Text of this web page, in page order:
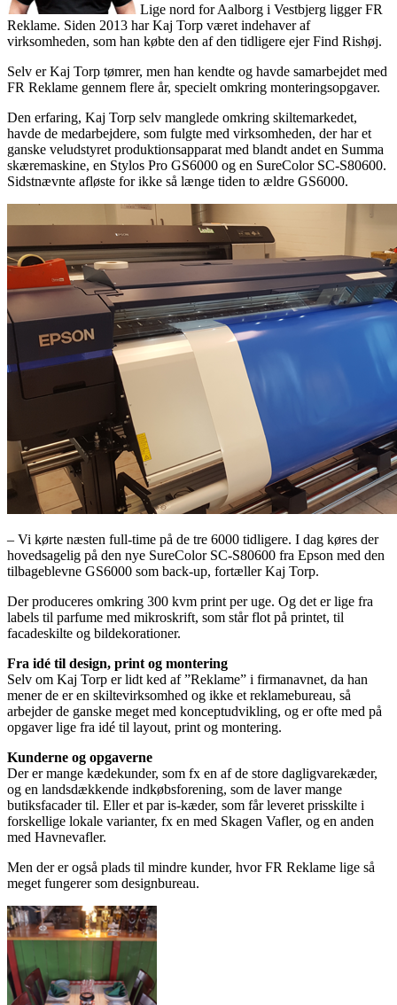
Lige nord for Aalborg i Vestbjerg ligger FR
Reklame. Siden 2013 har Kaj Torp været indehaver af
virksomheden, som han købte den af den tidligere ejer Find Rishøj.
Selv er Kaj Torp tømrer, men han kendte og havde samarbejdet med
FR Reklame gennem flere år, specielt omkring monteringsopgaver.
Den erfaring, Kaj Torp selv manglede omkring skiltemarkedet,
havde de medarbejdere, som fulgte med virksomheden, der har et
ganske veludstyret produktionsapparat med blandt andet en Summa
skæremaskine, en Stylos Pro GS6000 og en SureColor SC-S80600.
Sidstnævnte afløste for ikke så længe tiden to ældre GS6000.
– Vi kørte næsten full-time på de tre 6000 tidligere. I dag køres der
hovedsagelig på den nye SureColor SC-S80600 fra Epson med den
tilbageblevne GS6000 som back-up, fortæller Kaj Torp.
Der produceres omkring 300 kvm print per uge. Og det er lige fra
labels til parfume med mikroskrift, som står flot på printet, til
facadeskilte og bildekorationer.
Fra idé til design, print og montering
Selv om Kaj Torp er lidt ked af ”Reklame” i firmanavnet, da han
mener de er en skiltevirksomhed og ikke et reklamebureau, så
arbejder de ganske meget med konceptudvikling, og er ofte med på
opgaver lige fra idé til layout, print og montering.
Kunderne og opgaverne
Der er mange kædekunder, som fx en af de store dagligvarekæder,
og en landsdækkende indkøbsforening, som de laver mange
butiksfacader til. Eller et par is-kæder, som får leveret prisskilte i
forskellige lokale varianter, fx en med Skagen Vafler, og en anden
med Havnevafler.
Men der er også plads til mindre kunder, hvor FR Reklame lige så
meget fungerer som designbureau.